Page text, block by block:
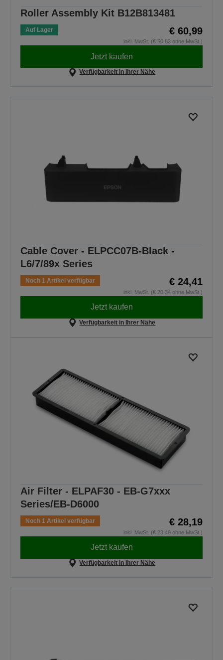
Roller Assembly Kit B12B813481
Auf Lager € 60,99
inkl. MwSt. (€ 50,82 ohne MwSt.)
Jetzt kaufen
Verfügbarkeit in Ihrer Nähe
Cable Cover - ELPCC07B-Black -
L6/7/89x Series
Noch 1 Artikel verfügbar € 24,41
inkl. MwSt. (€ 20,34 ohne MwSt.)
Jetzt kaufen
Verfügbarkeit in Ihrer Nähe
Air Filter - ELPAF30 - EB-G7xxx
Series/EB-D6000
Noch 1 Artikel verfügbar € 28,19
inkl. MwSt. (€ 23,49 ohne MwSt.)
Jetzt kaufen
Verfügbarkeit in Ihrer Nähe